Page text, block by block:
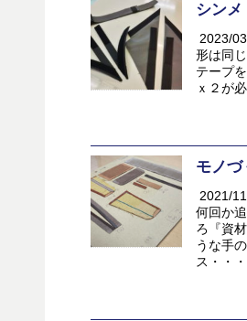
シンメ
2023/
形は同
テープ
ｘ２が
モノづ
2021/
何回か
ろ『資
うな手
ス・・・